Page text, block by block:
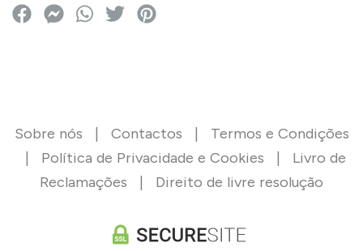
Sobre nós Contactos
Termos e Condições
Política de Privacidade e Cookies
Livro de
Reclamações
Direito de livre resolução